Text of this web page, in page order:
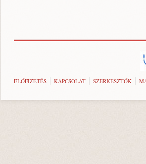
ELŐFIZETÉS KAPCSOLAT SZERKESZTŐK